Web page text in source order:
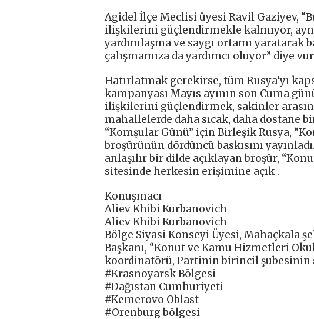
Agidel İlçe Meclisi üyesi Ravil Gaziyev,
ilişkilerini güçlendirmekle kalmıyor,
yardımlaşma ve saygı ortamı
çalışmamıza da yardımcı oluyor” diye
Hatırlatmak gerekirse, tüm Rusya’yı
kampanyası Mayıs ayının son Cuma
ilişkilerini güçlendirmek, sakinler
mahallelerde daha sıcak, daha dostane
“Komşular Günü” için Birleşik Rusya,
broşürünün dördüncü baskısını
anlaşılır bir dilde açıklayan broşür,
sitesinde herkesin erişimine açık .
Konuşmacı
Aliev Khibi Kurbanovich
Aliev Khibi Kurbanovich
Bölge Siyasi Konseyi Üyesi, Mahaçkala
Başkanı, “Konut ve Kamu Hizmetleri
koordinatörü, Partinin birincil şubesinin
#Krasnoyarsk Bölgesi
#Dağıstan Cumhuriyeti
#Kemerovo Oblast
#Orenburg bölgesi